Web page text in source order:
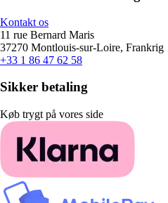
Kontakt os
11 rue Bernard Maris
37270 Montlouis-sur-Loire, Frankrig
+33 1 86 47 62 58
Sikker betaling
Køb trygt på vores side